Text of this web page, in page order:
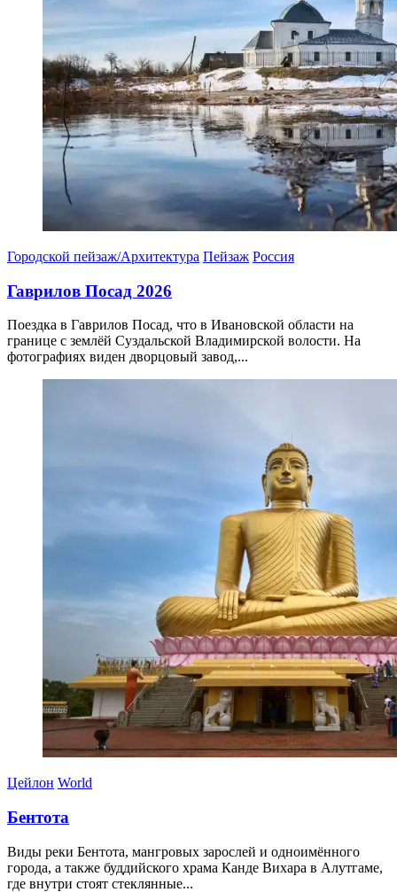
Городской пейзаж/Архитектура Пейзаж Россия
Гаврилов Посад 2026
Поездка в Гаврилов Посад, что в Ивановской области на
границе с землёй Суздальской Владимирской волости. На
фотографиях виден дворцовый завод,...
Цейлон World
Бентота
Виды реки Бентота, мангровых зарослей и одноимённого
города, а также буддийского храма Канде Вихара в Алутгаме,
где внутри стоят стеклянные...